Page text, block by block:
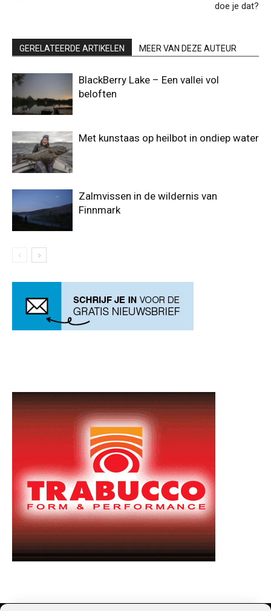
doe je dat?
GERELATEERDE ARTIKELEN MEER VAN DEZE AUTEUR
BlackBerry Lake – Een vallei vol
beloften
Met kunstaas op heilbot in ondiep water
Zalmvissen in de wildernis van
Finnmark